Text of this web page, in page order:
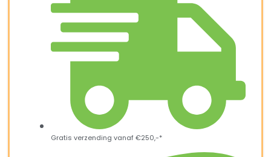
Gratis verzending vanaf €250,-*